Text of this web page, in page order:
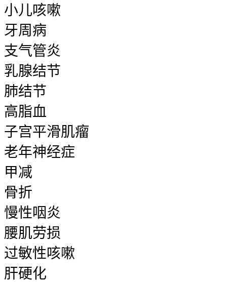
小儿咳嗽
牙周病
支气管炎
乳腺结节
肺结节
高脂血
子宫平滑肌瘤
老年神经症
甲减
骨折
慢性咽炎
腰肌劳损
过敏性咳嗽
肝硬化